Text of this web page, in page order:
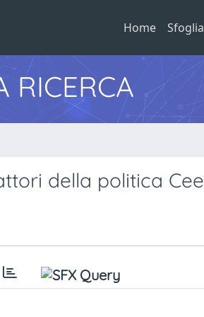
Home Sfoglia
RICERCA
della politica Cee